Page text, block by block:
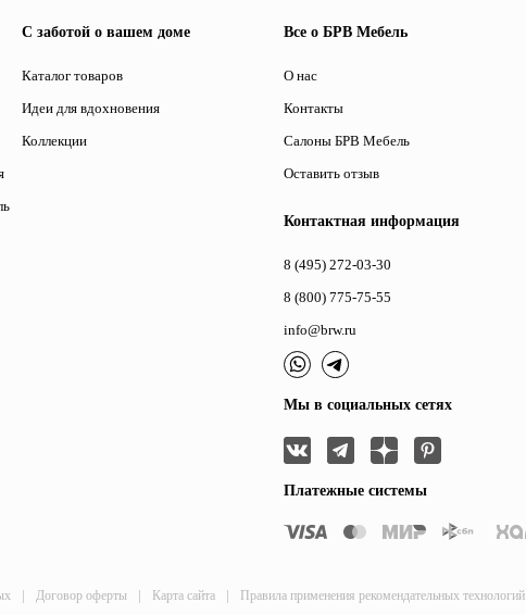
С заботой о вашем доме
Каталог товаров
Идеи для вдохновения
Коллекции
Все о БРВ Мебель
О нас
Контакты
Салоны БРВ Мебель
Оставить отзыв
Контактная информация
8 (495) 272-03-30
8 (800) 775-75-55
info@brw.ru
Мы в социальных сетях
Платежные системы
| Договор оферты | Карта сайта | Правила применения рекомендательных технологий